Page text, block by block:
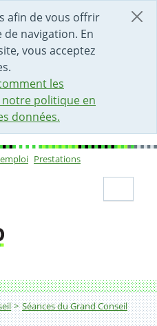
afin de vous offrir
navigation. En
vous acceptez
les
politique en
données.
PAGE
Prestations
Séances du Grand Conseil